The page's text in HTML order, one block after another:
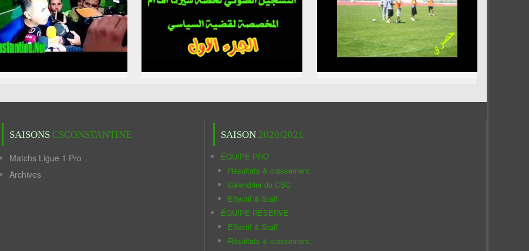
SAISONS CSCONSTANTINE
Matchs Ligue 1 Pro
Archives
SAISON 2020/2021
ÉQUIPE PRO
Résultats & classement
Calendrier du CSC
Effectif & Staff
ÉQUIPE RÉSERVE
Effectif & Staff
Résultats & classement